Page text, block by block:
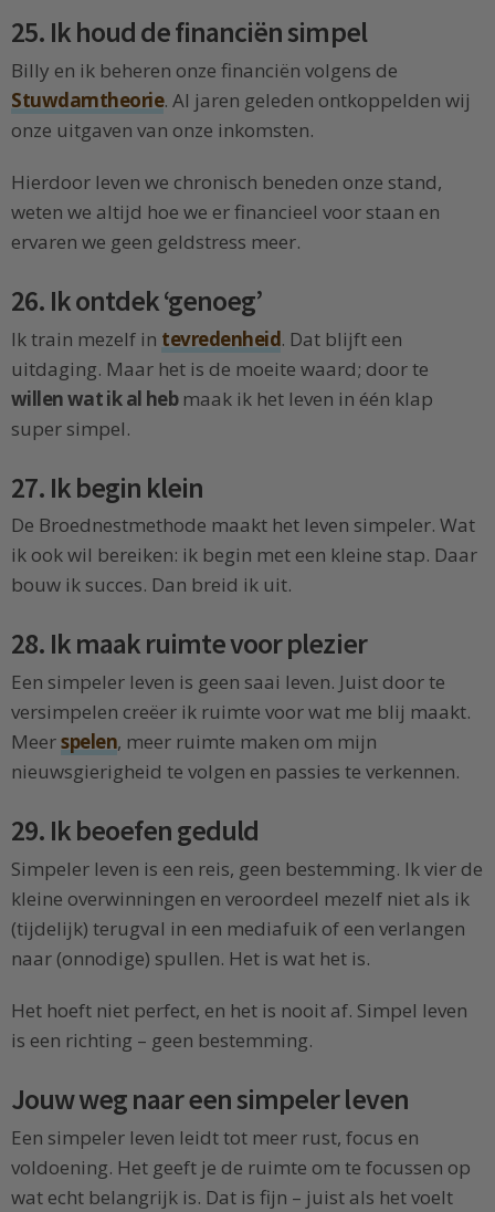
25. Ik houd de financiën simpel
Billy en ik beheren onze financiën volgens de
Stuwdamtheorie. Al jaren geleden ontkoppelden wij
onze uitgaven van onze inkomsten.
Hierdoor leven we chronisch beneden onze stand,
weten we altijd hoe we er financieel voor staan en
ervaren we geen geldstress meer.
26. Ik ontdek ‘genoeg’
Ik train mezelf in tevredenheid. Dat blijft een
uitdaging. Maar het is de moeite waard; door te
willen wat ik al hebmaak ik het leven in één klap
super simpel.
27. Ik begin klein
De Broednestmethode maakt het leven simpeler. Wat
ik ook wil bereiken: ik begin met een kleine stap. Daar
bouw ik succes. Dan breid ik uit.
28. Ik maak ruimte voor plezier
Een simpeler leven is geen saai leven. Juist door te
versimpelen creëer ik ruimte voor wat me blij maakt.
Meerspelen, meer ruimte maken om mijn
nieuwsgierigheid te volgen en passies te verkennen.
29. Ik beoefen geduld
Simpeler leven is een reis, geen bestemming. Ik vier de
kleine overwinningen en veroordeel mezelf niet als ik
(tijdelijk) terugval in een mediafuik of een verlangen
naar (onnodige) spullen. Het is wat het is.
Het hoeft niet perfect, en het is nooit af. Simpel leven
is een richting – geen bestemming.
Jouw weg naar een simpeler leven
Een simpeler leven leidt tot meer rust, focus en
voldoening. Het geeft je de ruimte om te focussen op
wat echt belangrijk is. Dat is fijn – juist als het voelt